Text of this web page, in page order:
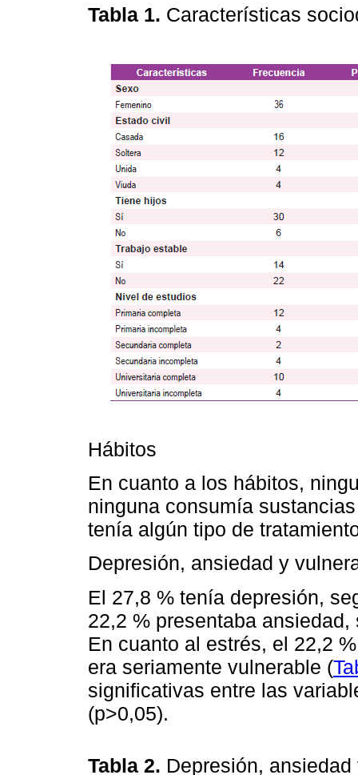
Tabla 1. Características
Hábitos
En cuanto a los hábitos,
ninguna consumía
tenía algún tipo de
Depresión, ansiedad y
El 27,8 % tenía depresión,
22,2 % presentaba
En cuanto al estrés, el 22,2
era seriamente vulnerable (
significativas entre las
(p>0,05).
Tabla 2. Depresión,